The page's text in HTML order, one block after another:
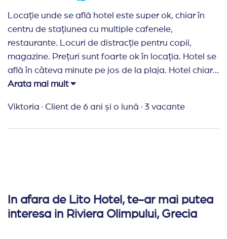
Locație unde se află hotel este super ok, chiar în
centru de stațiunea cu multiple cafenele,
restaurante. Locuri de distracție pentru copii,
magazine. Prețuri sunt foarte ok în locația. Hotel se
află în câteva minute pe jos de la plaja. Hotel chiar
corespunde a 2 stele și este mai ok decat cel de 3
cameră. În camera au fost furnizate și șampon, dar
persoană individual. Pe total merită preț plătit. Cat
despre stațiunea în general dacă cineva vrea loc
rezervat liniștit cu priveliște frumoasă atunci nu
Arata mai mult
Viktoria · Client de 6 ani și o lună · 3 vacante
In afara de Lito Hotel, te-ar mai putea
interesa in Riviera Olimpului, Grecia